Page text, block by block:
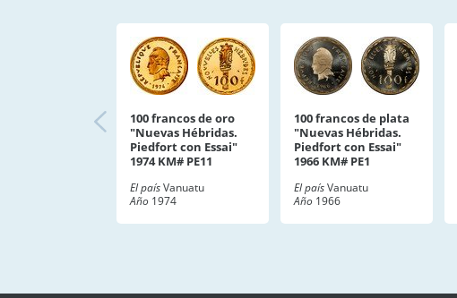
100 francos de oro
"Nuevas Hébridas.
Piedfort con Essai"
1974 KM# PE11
El paísVanuatu
Año 1974
100 francos de plata
"Nuevas Hébridas.
Piedfort con Essai"
1966 KM# PE1
El paísVanuatu
Año 1966